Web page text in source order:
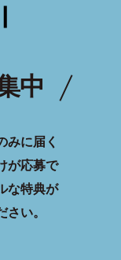
中
みに届く
が応募で
な特典が
さい。